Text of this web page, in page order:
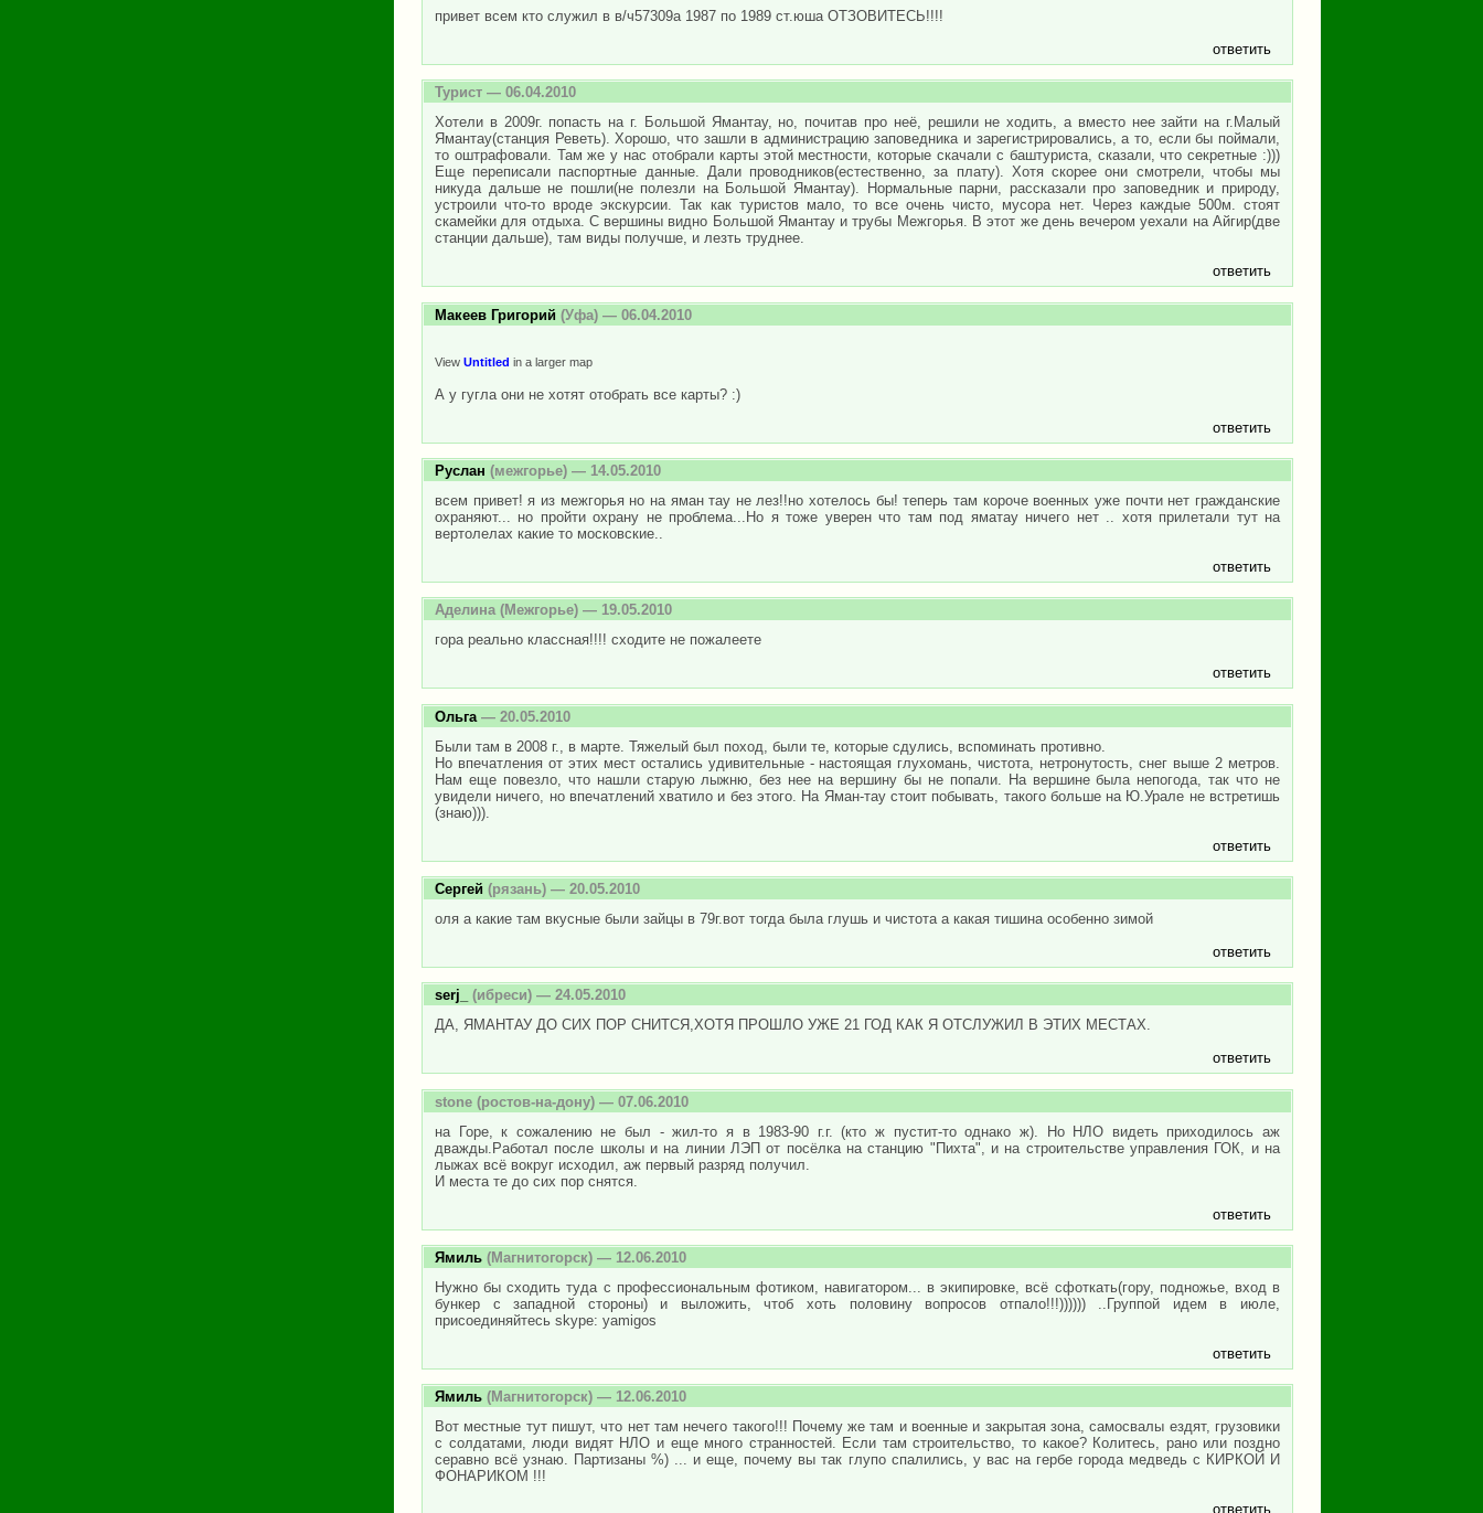
привет всем кто служил в в/ч57309а 1987 по 1989 ст.юша ОТЗОВИТЕСЬ!!!!
ответить
Турист — 06.04.2010
Хотели в 2009г. попасть на г. Большой Ямантау, но, почитав про неё, решили не ходить, а вместо нее зайти на г.Малый
Ямантау(станция Реветь). Хорошо, что зашли в администрацию заповедника и зарегистрировались, а то, если бы поймали,
то оштрафовали. Там же у нас отобрали карты этой местности, которые скачали с баштуриста, сказали, что секретные :)))
Еще переписали паспортные данные. Дали проводников(естественно, за плату). Хотя скорее они смотрели, чтобы мы
никуда дальше не пошли(не полезли на Большой Ямантау). Нормальные парни, рассказали про заповедник и природу,
устроили что-то вроде экскурсии. Так как туристов мало, то все очень чисто, мусора нет. Через каждые 500м. стоят
скамейки для отдыха. С вершины видно Большой Ямантау и трубы Межгорья. В этот же день вечером уехали на Айгир(две
станции дальше), там виды получше, и лезть труднее.
ответить
Макеев Григорий (Уфа) — 06.04.2010
View Untitled in a larger map
А у гугла они не хотят отобрать все карты? :)
ответить
Руслан (межгорье) — 14.05.2010
всем привет! я из межгорья но на яман тау не лез!!но хотелось бы! теперь там короче военных уже почти нет гражданские
охраняют... но пройти охрану не проблема...Но я тоже уверен что там под яматау ничего нет .. хотя прилетали тут на
вертолелах какие то московские..
ответить
Аделина(Межгорье) — 19.05.2010
гора реально классная!!!! сходите не пожалеете
ответить
Ольга — 20.05.2010
Были там в 2008 г., в марте. Тяжелый был поход, были те, которые сдулись, вспоминать противно.
Но впечатления от этих мест остались удивительные - настоящая глухомань, чистота, нетронутость, снег выше 2 метров.
Нам еще повезло, что нашли старую лыжню, без нее на вершину бы не попали. На вершине была непогода, так что не
увидели ничего, но впечатлений хватило и без этого. На Яман-тау стоит побывать, такого больше на Ю.Урале не встретишь
(знаю))).
ответить
Сергей (рязань) — 20.05.2010
оля а какие там вкусные были зайцы в 79г.вот тогда была глушь и чистота а какая тишина особенно зимой
ответить
serj_
(ибреси) — 24.05.2010
ДА, ЯМАНТАУ ДО СИХ ПОР СНИТСЯ,ХОТЯ ПРОШЛО УЖЕ 21 ГОД КАК Я ОТСЛУЖИЛ В ЭТИХ МЕСТАХ.
ответить
stone (ростов-на-дону) — 07.06.2010
на Горе, к сожалению не был - жил-то я в 1983-90 г.г. (кто ж пустит-то однако ж). Но НЛО видеть приходилось аж
дважды.Работал после школы и на линии ЛЭП от посёлка на станцию "Пихта", и на строительстве управления ГОК, и на
лыжах всё вокруг исходил, аж первый разряд получил.
И места те до сих пор снятся.
ответить
Ямиль (Магнитогорск) — 12.06.2010
Нужно бы сходить туда с профессиональным фотиком, навигатором... в экипировке, всё сфоткать(гору, подножье, вход в
бункер с западной стороны) и выложить, чтоб хоть половину вопросов отпало!!!)))))) ..Группой идем в июле,
присоединяйтесь skype: yamigos
ответить
Ямиль (Магнитогорск) — 12.06.2010
Вот местные тут пишут, что нет там нечего такого!!! Почему же там и военные и закрытая зона, самосвалы ездят, грузовики
с солдатами, люди видят НЛО и еще много странностей. Если там строительство, то какое? Колитесь, рано или поздно
серавно всё узнаю. Партизаны %) ... и еще, почему вы так глупо спалились, у вас на гербе города медведь с КИРКОЙ И
ФОНАРИКОМ !!!
ответить